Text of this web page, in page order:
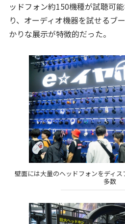
ッドフォン約150機種が試聴可
り、オーディオ機器を試せるブ
かりな展示が特徴的だった。
壁面には大量のヘッドフォンをディ
多数